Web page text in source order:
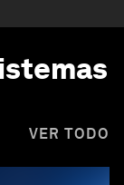
VER TODO